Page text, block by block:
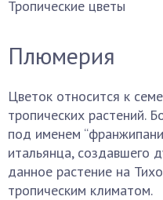
Тропические цветы
Плюмерия
Цветок относится к
тропических растений.
под именем
итальянца, создавшего
данное растение на
тропическим климатом.